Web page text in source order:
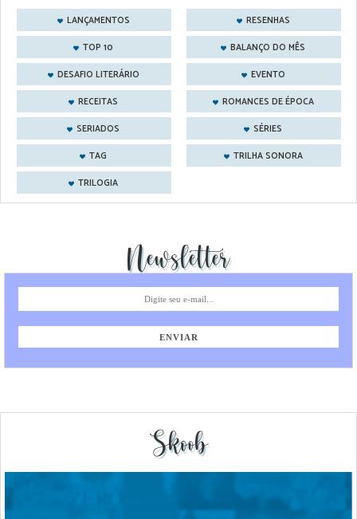
LANÇAMENTOS
RESENHAS
TOP 10
BALANÇO DO MÊS
DESAFIO LITERÁRIO
EVENTO
RECEITAS
ROMANCES DE ÉPOCA
SERIADOS
SÉRIES
TAG
TRILHA SONORA
TRILOGIA
Newsletter
Skoob